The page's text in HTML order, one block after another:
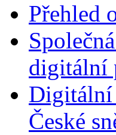
Přehled
digitální
České